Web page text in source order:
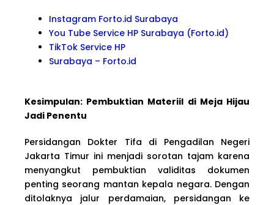
Instagram Forto.id Surabaya
You Tube Service HP Surabaya (Forto.id)
TikTok Service HP
Surabaya – Forto.id
Kesimpulan: Pembuktian Materiil di Meja Hijau
Jadi Penentu
Persidangan Dokter Tifa di Pengadilan Negeri
Jakarta Timur ini menjadi sorotan tajam karena
menyangkut pembuktian validitas dokumen
penting seorang mantan kepala negara. Dengan
ditolaknya jalur perdamaian, persidangan ke